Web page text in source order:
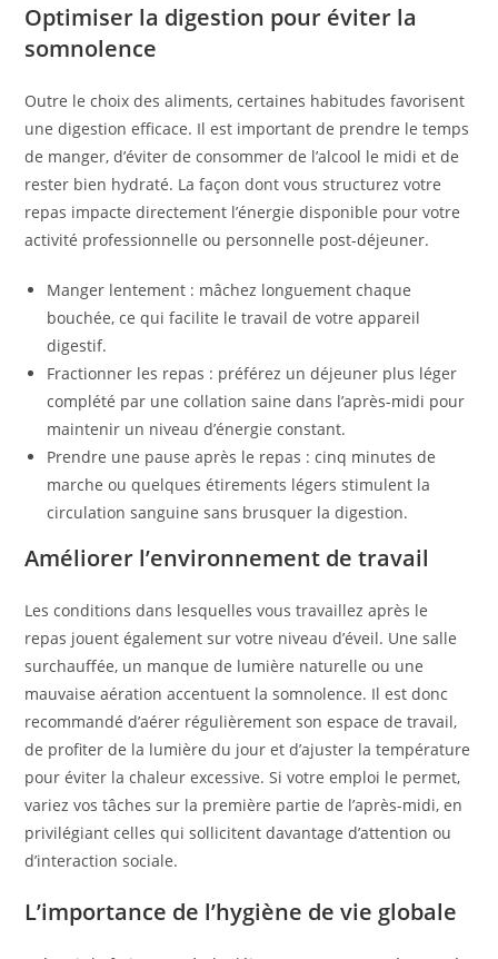
Optimiser la digestion pour éviter la
somnolence
Outre le choix des aliments, certaines habitudes favorisent
une digestion efficace. Il est important de prendre le temps
de manger, d’éviter de consommer de l’alcool le midi et de
rester bien hydraté. La façon dont vous structurez votre
repas impacte directement l’énergie disponible pour votre
activité professionnelle ou personnelle post-déjeuner.
Manger lentement : mâchez longuement chaque
bouchée, ce qui facilite le travail de votre appareil
digestif.
Fractionner les repas : préférez un déjeuner plus léger
complété par une collation saine dans l’après-midi pour
maintenir un niveau d’énergie constant.
Prendre une pause après le repas : cinq minutes de
marche ou quelques étirements légers stimulent la
circulation sanguine sans brusquer la digestion.
Améliorer l’environnement de travail
Les conditions dans lesquelles vous travaillez après le
repas jouent également sur votre niveau d’éveil. Une salle
surchauffée, un manque de lumière naturelle ou une
mauvaise aération accentuent la somnolence. Il est donc
recommandé d’aérer régulièrement son espace de travail,
de profiter de la lumière du jour et d’ajuster la température
pour éviter la chaleur excessive. Si votre emploi le permet,
variez vos tâches sur la première partie de l’après-midi, en
privilégiant celles qui sollicitent davantage d’attention ou
d’interaction sociale.
L’importance de l’hygiène de vie globale